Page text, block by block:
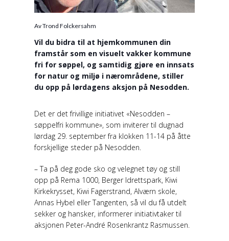
Av Trond Folckersahm
Vil du bidra til at hjemkommunen din
framstår som en visuelt vakker kommune
fri for søppel, og samtidig gjøre en innsats
for natur og miljø i nærområdene, stiller
du opp på lørdagens aksjon på Nesodden.
Det er det frivillige initiativet «Nesodden –
søppelfri kommune», som inviterer til dugnad
lørdag 29. september fra klokken 11-14 på åtte
forskjellige steder på Nesodden.
– Ta på deg gode sko og velegnet tøy og still
opp på Rema 1000, Berger Idrettspark, Kiwi
Kirkekrysset, Kiwi Fagerstrand, Alværn skole,
Annas Hybel eller Tangenten, så vil du få utdelt
sekker og hansker, informerer initiativtaker til
aksjonen Peter-André Rosenkrantz Rasmussen.